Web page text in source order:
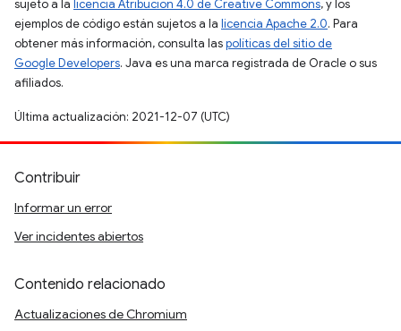
sujeto a la licencia Atribución 4.0 de Creative Commons, y los
ejemplos de código están sujetos a la licencia Apache 2.0. Para
obtener más información, consulta laspolíticas del sitio de
Google Developers. Java es una marca registrada de Oracle o sus
afiliados.
Última actualización: 2021-12-07 (UTC)
Contribuir
Informar un error
Ver incidentes abiertos
Contenido relacionado
Actualizaciones de Chromium